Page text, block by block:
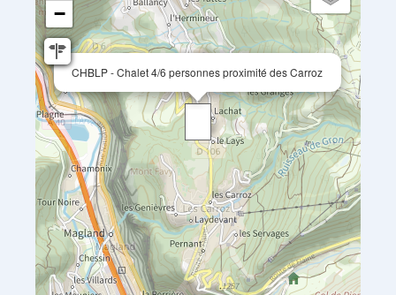
CHBLP - Chalet 4/6 personnes proximité des Carroz
−